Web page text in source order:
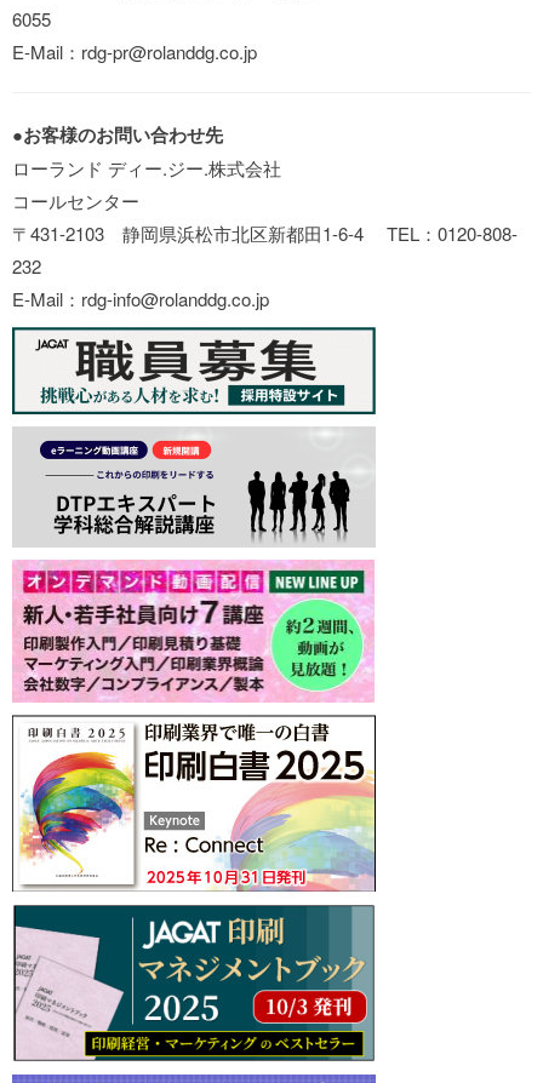
6055
E-Mail：rdg-pr@rolanddg.co.jp
●お客様のお問い合わせ先
ローランド ディー.ジー.株式会社
コールセンター
〒431-2103 静岡県浜松市北区新都田1-6-4 TEL：0120-808-
232
E-Mail：rdg-info@rolanddg.co.jp